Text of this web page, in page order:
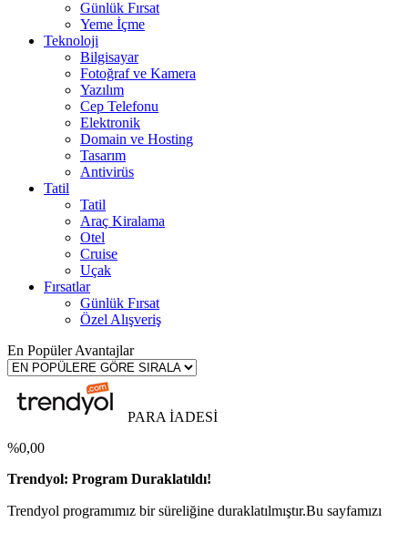
Günlük Fırsat
Yeme İçme
Teknoloji
Bilgisayar
Fotoğraf ve Kamera
Yazılım
Cep Telefonu
Elektronik
Domain ve Hosting
Tasarım
Antivirüs
Tatil
Tatil
Araç Kiralama
Otel
Cruise
Uçak
Fırsatlar
Günlük Fırsat
Özel Alışveriş
En Popüler Avantajlar
PARA İADESİ
%0,00
Trendyol: Program Duraklatıldı!
Trendyol programımız bir süreliğine duraklatılmıştır.Bu sayfamızı